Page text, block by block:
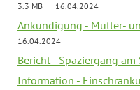
3.3 MB
16.04.2024
Ankündigung - Mutter-
16.04.2024
Bericht - Spaziergang am
Information -